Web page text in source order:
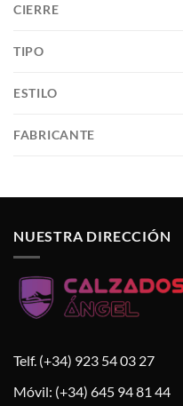
CIERRE
TIPO
ESTILO
FABRICANTE
NUESTRA DIRECCIÓN
Telf. (+34) 923 54 03 27
Móvil: (+34) 645 94 81 44